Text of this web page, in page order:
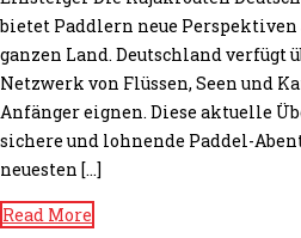
bietet Paddlern neue Perspektiven
ganzen Land. Deutschland verfügt
Netzwerk von Flüssen, Seen und
Anfänger eignen. Diese aktuelle
sichere und lohnende Paddel-
neuesten […]
Read More